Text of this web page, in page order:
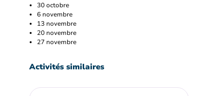
30 octobre
6 novembre
13 novembre
20 novembre
27 novembre
Activités similaires